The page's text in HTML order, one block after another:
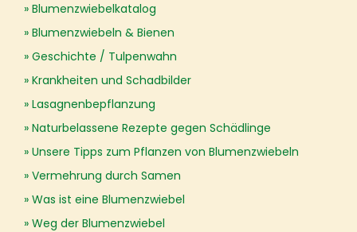
Blumenzwiebelkatalog
Blumenzwiebeln & Bienen
Geschichte / Tulpenwahn
Krankheiten und Schadbilder
Lasagnenbepflanzung
Naturbelassene Rezepte gegen Schädlinge
Unsere Tipps zum Pflanzen von Blumenzwiebeln
Vermehrung durch Samen
Was ist eine Blumenzwiebel
Weg der Blumenzwiebel